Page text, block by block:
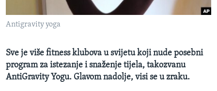
O GLASU AMERIKE
Learning English
PRATITE NAS
Antigravity yoga
Sve je više fitness klubova u svijetu koji nude posebni
program za istezanje i snaženje tijela, takozvanu
AntiGravity Yogu. Glavom nadolje, visi se u zraku.